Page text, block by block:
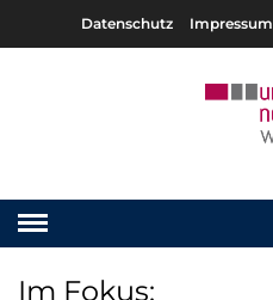
Datenschutz Impressum
Im Fokus: